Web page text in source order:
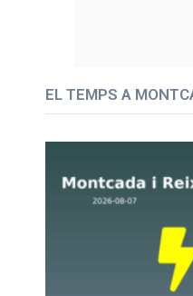
EL TEMPS A